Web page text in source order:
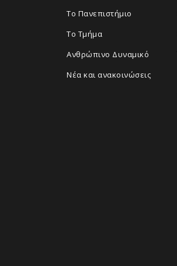
Το Πανεπιστήμιο
Το Τμήμα
Ανθρώπινο Δυναμικό
Νέα και ανακοινώσεις